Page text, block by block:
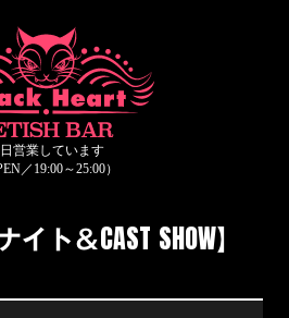
ト＆CAST SHOW】